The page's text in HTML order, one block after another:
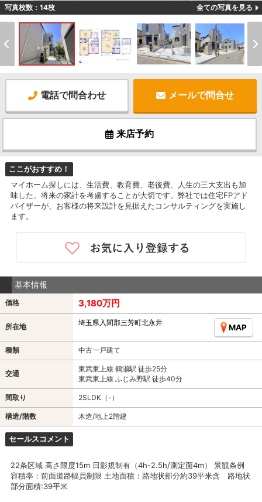
写真枚数：14枚 全ての写真を見る
電話で問合わせ メールで問合せ
来店予約
ここがおすすめ！
マイホーム探しには、生活費、教育費、老後費、人生の三大支出も加
味した、将来の家計を考慮することが大切です。弊社では住宅FPアド
バイザーが、お客様の将来設計を見据えたコンサルティングを実施し
ます。
基本情報
価格 3,180万円
所在地 埼玉県入間郡三芳町北永井
MAP
種類 中古一戸建て
交通
東武東上線 鶴瀬駅 徒歩25分
東武東上線 ふじみ野駅 徒歩40分
間取り 2SLDK（-）
構造/階数 木造/地上2階建
セールスコメント
22条区域 高さ限度15m 日影規制有（4h-2.5h/測定面4m） 景観条例
容積率：前面道路幅員制限 土地面積：路地状部分約39平米含 路地状
部分面積:39平米